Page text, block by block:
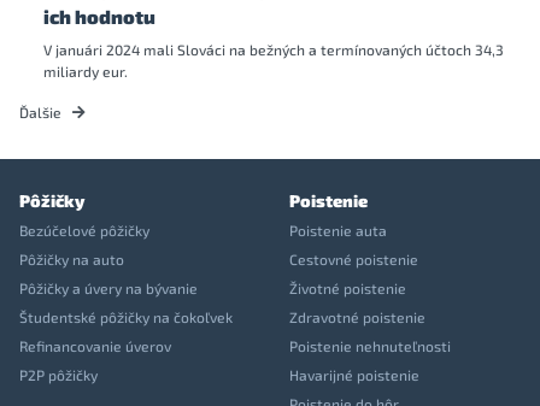
ich hodnotu
V januári 2024 mali Slováci na bežných a termínovaných účtoch 34,3
miliardy eur.
Ďalšie
Pôžičky
Bezúčelové pôžičky
Pôžičky na auto
Pôžičky a úvery na bývanie
Študentské pôžičky na čokoľvek
Refinancovanie úverov
P2P pôžičky
Poistenie
Poistenie auta
Cestovné poistenie
Životné poistenie
Zdravotné poistenie
Poistenie nehnuteľnosti
Havarijné poistenie